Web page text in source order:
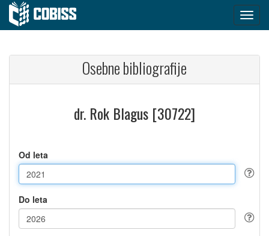
Osebne bibliografije
dr. Rok Blagus [30722]
Od leta
Do leta